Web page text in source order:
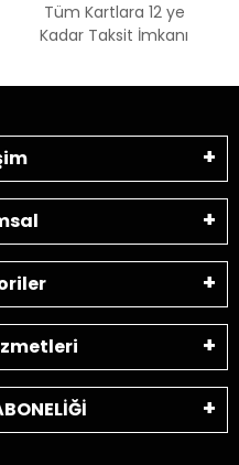
Tüm Kartlara 12 ye
Kadar Taksit İmkanı